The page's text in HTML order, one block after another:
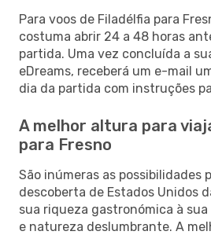
Para voos de Filadélfia para
costuma abrir 24 a 48 horas
partida. Uma vez concluída a
eDreams, receberá um e-mail
dia da partida com instruções
A melhor altura para
para Fresno
São inúmeras as possibilidades
descoberta de Estados Unidos
sua riqueza gastronómica à
e natureza deslumbrante. A